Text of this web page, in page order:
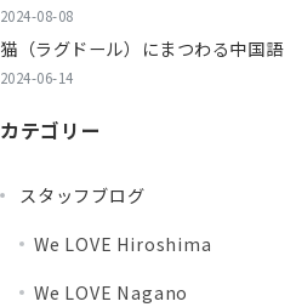
2024-08-08
猫（ラグドール）にまつわる中国語
2024-06-14
カテゴリー
スタッフブログ
We LOVE Hiroshima
We LOVE Nagano